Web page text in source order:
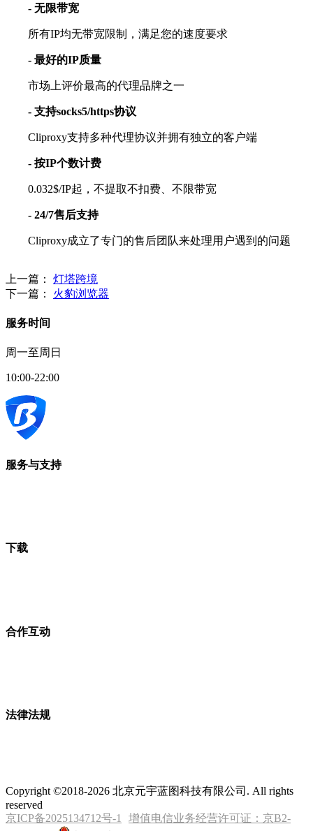
- 无限带宽
所有IP均无带宽限制，满足您的速度要求
- 最好的IP质量
市场上评价最高的代理品牌之一
- 支持socks5/https协议
Cliproxy支持多种代理协议并拥有独立的客户端
- 按IP个数计费
0.032$/IP起，不提取不扣费、不限带宽
- 24/7售后支持
Cliproxy成立了专门的售后团队来处理用户遇到的问题
上一篇： 灯塔跨境
下一篇： 火豹浏览器
服务时间
周一至周日
10:00-22:00
服务与支持
下载
合作互动
法律法规
Copyright ©2018-2026 北京元宇蓝图科技有限公司. All rights
reserved
京ICP备2025134712号-1
增值电信业务经营许可证：京B2-